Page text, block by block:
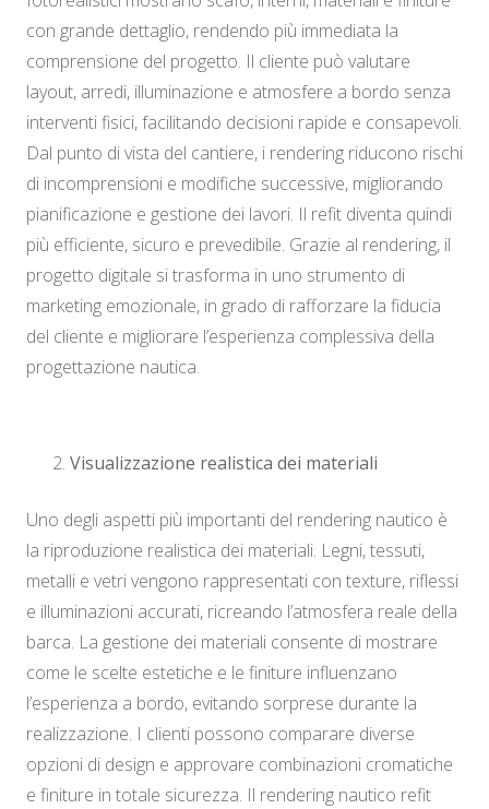
con grande dettaglio, rendendo più immediata la
comprensione del progetto. Il cliente può valutare
layout, arredi, illuminazione e atmosfere a bordo senza
interventi fisici, facilitando decisioni rapide e consapevoli.
Dal punto di vista del cantiere, i rendering riducono rischi
di incomprensioni e modifiche successive, migliorando
pianificazione e gestione dei lavori. Il refit diventa quindi
più efficiente, sicuro e prevedibile. Grazie al rendering, il
progetto digitale si trasforma in uno strumento di
marketing emozionale, in grado di rafforzare la fiducia
del cliente e migliorare l’esperienza complessiva della
progettazione nautica.
Visualizzazione realistica dei materiali
Uno degli aspetti più importanti del rendering nautico è
la riproduzione realistica dei materiali. Legni, tessuti,
metalli e vetri vengono rappresentati con texture, riflessi
e illuminazioni accurati, ricreando l’atmosfera reale della
barca. La gestione dei materiali consente di mostrare
come le scelte estetiche e le finiture influenzano
l’esperienza a bordo, evitando sorprese durante la
realizzazione. I clienti possono comparare diverse
opzioni di design e approvare combinazioni cromatiche
e finiture in totale sicurezza. Il rendering nautico refit